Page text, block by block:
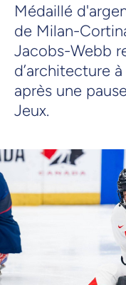
Médaillé
de Milan-
Jacobs-Webb
d’architecture
après une
Jeux.